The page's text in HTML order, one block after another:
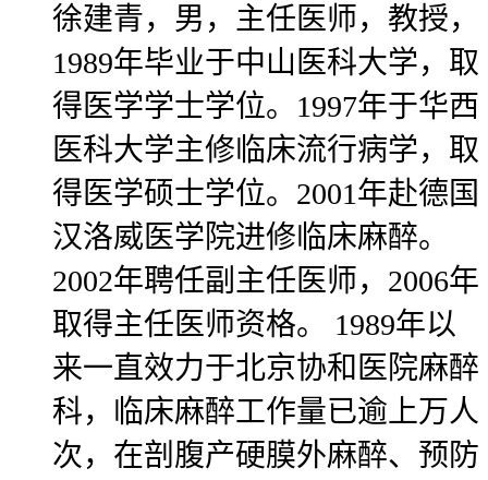
徐建青，男，主任医师，教授，
1989年毕业于中山医科大学，取
得医学学士学位。1997年于华西
医科大学主修临床流行病学，取
得医学硕士学位。2001年赴德国
汉洛威医学院进修临床麻醉。
2002年聘任副主任医师，2006年
取得主任医师资格。 1989年以
来一直效力于北京协和医院麻醉
科，临床麻醉工作量已逾上万人
次，在剖腹产硬膜外麻醉、预防